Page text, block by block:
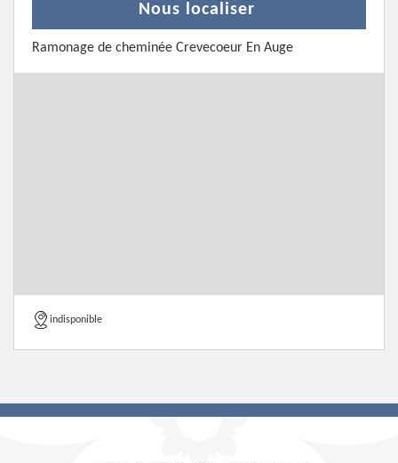
Nous localiser
Ramonage de cheminée Crevecoeur En Auge
indisponible